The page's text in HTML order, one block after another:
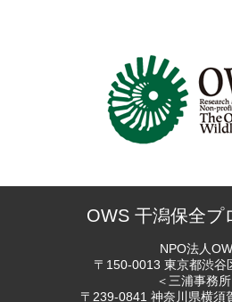
OWS 干潟保全プ
NPO法人
〒150-0013 東京都渋谷
＜三浦事務所
〒239-0841 神奈川県横須